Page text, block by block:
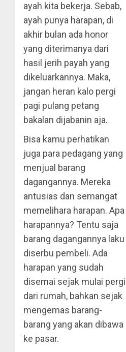
ayah kita bekerja. Sebab,
ayah punya harapan, di
akhir bulan ada honor
yang diterimanya dari
hasil jerih payah yang
dikeluarkannya. Maka,
jangan heran kalo pergi
pagi pulang petang
bakalan dijabanin aja.
Bisa kamu perhatikan
juga para pedagang yang
menjual barang
dagangannya. Mereka
antusias dan semangat
memelihara harapan. Apa
harapannya? Tentu saja
barang dagangannya laku
diserbu pembeli. Ada
harapan yang sudah
disemai sejak mulai pergi
dari rumah, bahkan sejak
mengemas barang-
barang yang akan dibawa
ke pasar.